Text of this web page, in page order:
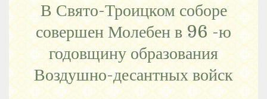
В Свято-Троицком соборе
совершен Молебен в 96 -ю
годовщину образования
Воздушно-десантных войск